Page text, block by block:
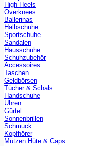
High Heels
Overknees
Ballerinas
Halbschuhe
Sportschuhe
Sandalen
Hausschuhe
Schuhzubehör
Accessoires
Taschen
Geldbörsen
Tücher & Schals
Handschuhe
Uhren
Gürtel
Sonnenbrillen
Schmuck
Kopfhörer
Mützen Hüte & Caps